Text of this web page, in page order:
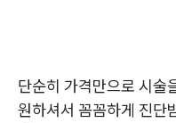
단순히 가격만으로 시술
원하셔서 꼼꼼하게 진단